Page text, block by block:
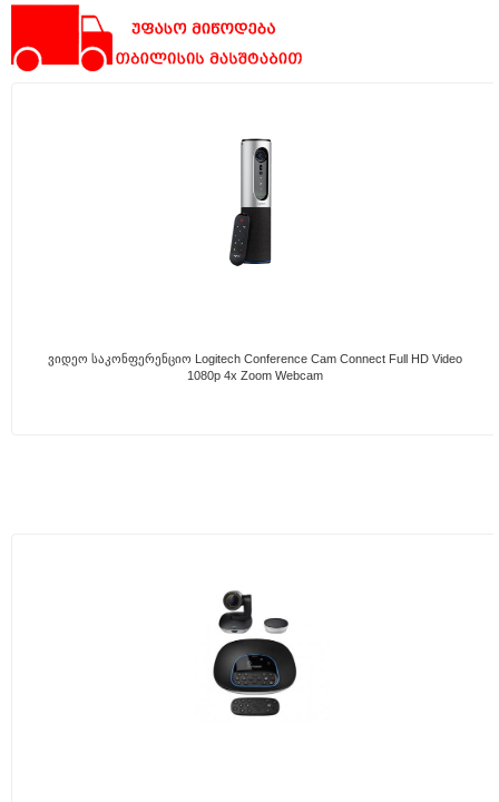
Ვიდეო Საკონფერენციო Logitech Conference Cam Connect Full HD Video
1080p 4x Zoom Webcam